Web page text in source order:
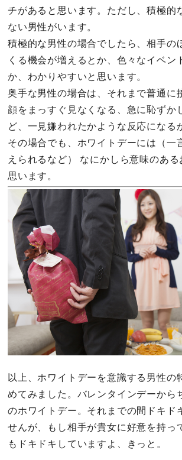
チがあると思います。ただし、積極的
ない男性がいます。
積極的な男性の場合でしたら、相手の
くる機会が増えるとか、色々なイベン
か、わかりやすいと思います。
奥手な男性の場合は、それまで普通に
顔をまっすぐ見なくなる、急に恥ずか
ど、一見嫌われたかような反応になる
その場合でも、ホワイトデーには（一
えられるなど） なにかしら意味のある
思います。
以上、ホワイトデーを意識する男性の
めてみました。バレンタインデーから
のホワイトデー。それまでの間ドキド
せんが、もし相手が貴女に好意を持っ
もドキドキしていますよ、きっと。